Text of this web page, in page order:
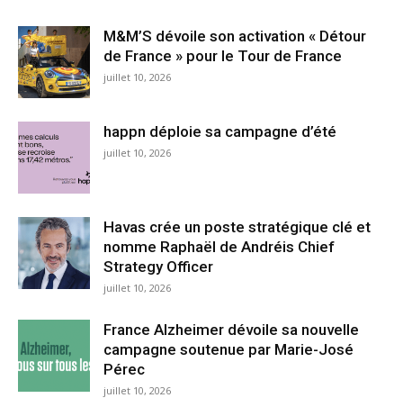
M&M’S dévoile son activation « Détour
de France » pour le Tour de France
juillet 10, 2026
happn déploie sa campagne d’été
juillet 10, 2026
Havas crée un poste stratégique clé et
nomme Raphaël de Andréis Chief
Strategy Officer
juillet 10, 2026
France Alzheimer dévoile sa nouvelle
campagne soutenue par Marie-José
Pérec
juillet 10, 2026